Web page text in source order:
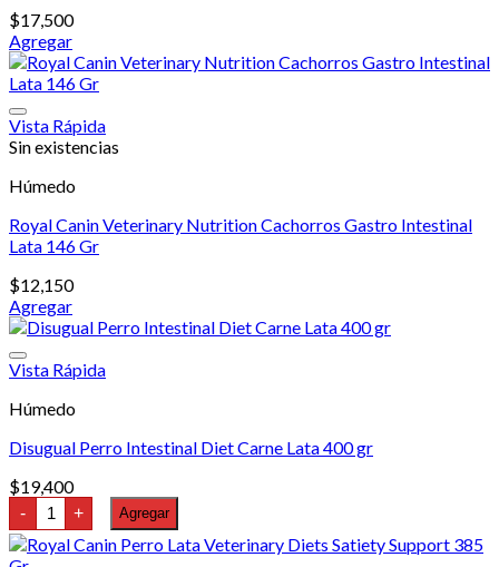
$17,500
Agregar
Vista Rápida
Sin existencias
Húmedo
Royal Canin Veterinary Nutrition Cachorros Gastro Intestinal
Lata 146 Gr
$12,150
Agregar
Vista Rápida
Húmedo
Disugual Perro Intestinal Diet Carne Lata 400 gr
$19,400
- Disugual
Perro
Intestinal
Diet
+ Agregar